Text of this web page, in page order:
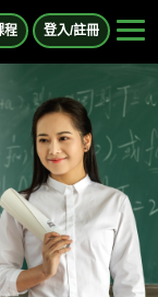
程 登入/註冊